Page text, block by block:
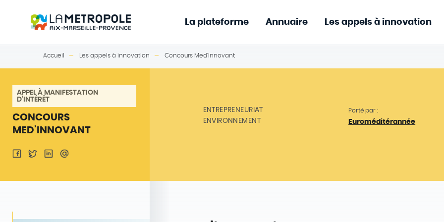
La plateforme Annuaire Les appels à innovation
Accueil Les appels à innovation Concours Med'Innovant
APPEL À MANIFESTATION
D’INTÉRÊT
CONCOURS
MED'INNOVANT
ENTREPRENEURIAT
ENVIRONNEMENT
Porté par :
Euroméditérannée